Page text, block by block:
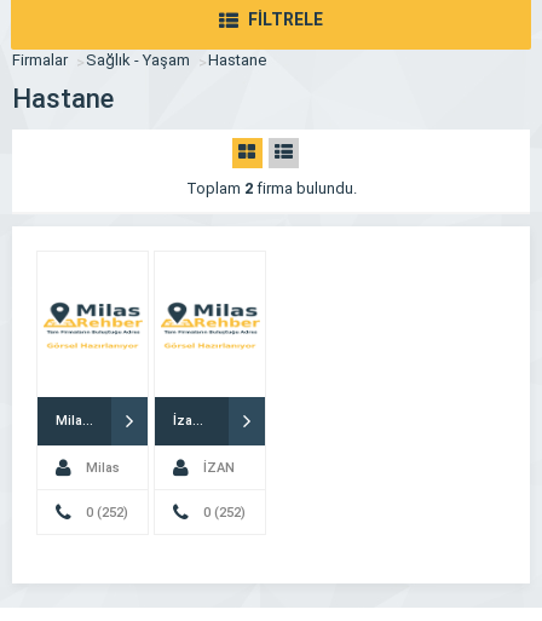
FİLTRELE
Firmalar Sağlık - Yaşam Hastane
Hastane
Toplam 2firma bulundu.
Milas Devlet Hastanesi
Milas
Devlet0 (252)
İzan Özel Sağlık Hastanesi
İZAN
ÖZEL0 (252)